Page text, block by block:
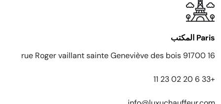
Paris المكتب
16 rue Roger vaillant sainte Geneviève des bois 91700
+33 6 20 02 23 11